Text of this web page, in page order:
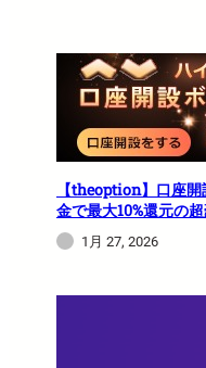
【theoption】口座
金で最大10%還元の
1月 27, 2026